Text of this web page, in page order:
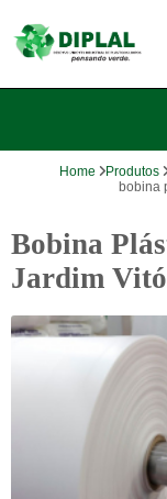
Home Produtos
bobina
Bobina
Jardim